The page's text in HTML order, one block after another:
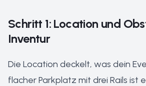
Schritt 1: Location und
Inventur
Die Location deckelt, was dein
flacher Parkplatz mit drei Rails ist